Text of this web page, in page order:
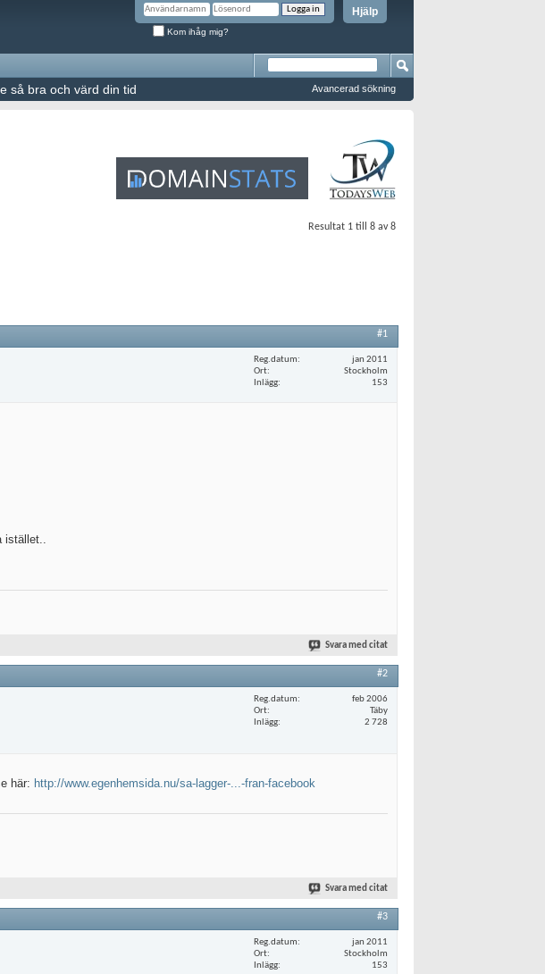
Hjälp
Kom ihåg mig?
så bra och värd din tid Avancerad sökning
Resultat 1 till 8 av 8
#1
Reg.datum
jan 2011
Ort
Stockholm
Inlägg
153
istället..
Svara med citat
#2
Reg.datum
feb 2006
Ort
Täby
Inlägg
2 728
här: http://www.egenhemsida.nu/sa-lagger-...-fran-facebook
Svara med citat
#3
Reg.datum
jan 2011
Ort
Stockholm
Inlägg
153